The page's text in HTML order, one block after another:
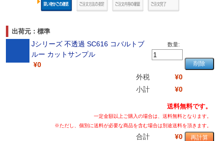
出荷元：標準
Jシリーズ 不透過 SC616 コバルトブ
ルー カットサンプル
¥0
数量:
外税
¥0
小計
¥0
送料無料です。
一定金額以上ご購入の場合は、送料無料となります。
※ただし、個別に送料が必要な商品を含む場合は別途送料を頂きます。
合計 ¥0